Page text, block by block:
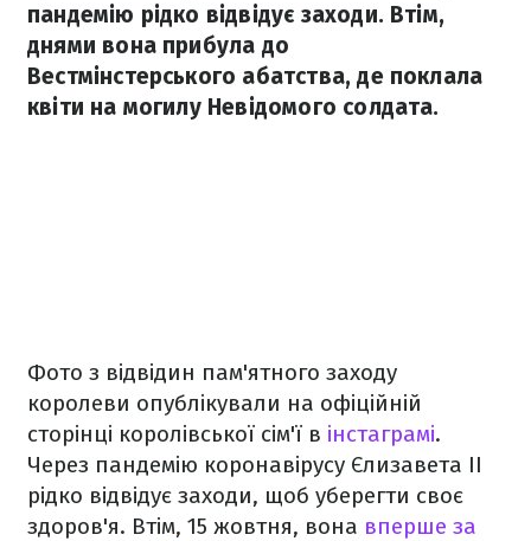
пандемію рідко відвідує заходи. Втім,
днями вона прибула до
Вестмінстерського абатства, де поклала
квіти на могилу Невідомого солдата.
Фото з відвідин пам'ятного заходу
королеви опублікували на офіційній
сторінці королівської сім'ї в інстаграмі.
Через пандемію коронавірусу Єлизавета ІІ
рідко відвідує заходи, щоб уберегти своє
здоров'я. Втім, 15 жовтня, вона вперше за